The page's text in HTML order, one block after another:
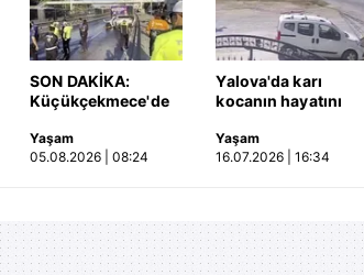
SON DAKİKA:
Küçükçekmece'de
Otomobil, İETT
otobüsüne çarptı: 3
Yaşam
05.08.2026 | 08:24
Yalova'da karı
kocanın hayatını
motosiklet kazası
saniye saniye
Yaşam
16.07.2026 | 16:34